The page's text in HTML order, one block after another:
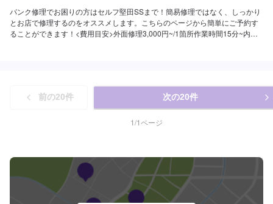
パンク修理でお困りの方はセルフ堅田SSまで！簡易修理ではなく、しっかり
とお店で修理するのをオススメします。こちらのページから簡単にご予約す
ることができます！<費用目安>外面修理3,000円~/1箇所作業時間15分~内面
前の20件 次の20件
1/1ページ